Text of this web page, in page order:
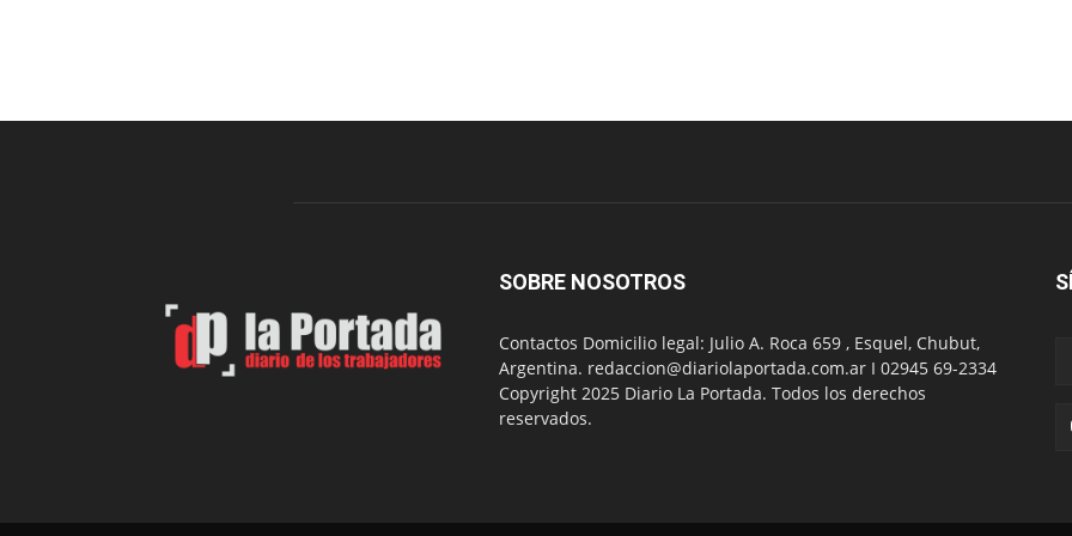
SOBRE NOSOTROS
Contactos Domicilio legal: Julio A. Roca 659 , Esquel, Chubut,
Argentina. redaccion@diariolaportada.com.ar I 02945 69-2334
Copyright 2025 Diario La Portada. Todos los derechos
reservados.